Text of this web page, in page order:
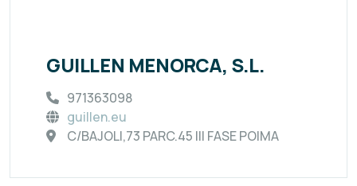
GUILLEN MENORCA, S.L.
971363098
guillen.eu
C/BAJOLI,73 PARC.45 III FASE POIMA